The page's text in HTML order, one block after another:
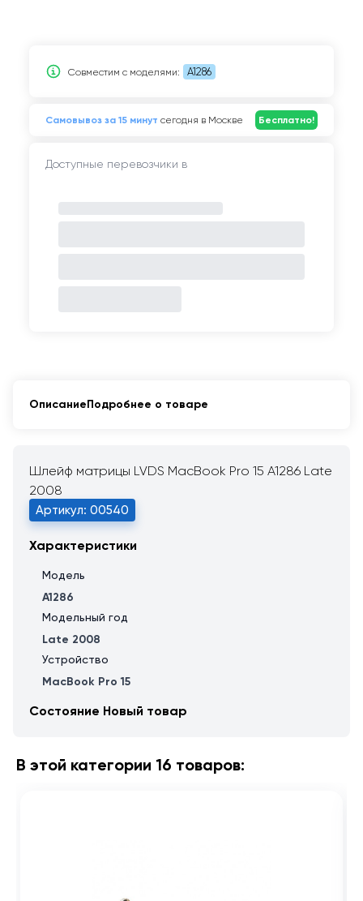
Совместим c моделями: A1286
Самовывоз за 15 минут сегодня в Москве Бесплатно!
Доступные перевозчики в
ОписаниеПодробнее о товаре
Шлейф матрицы LVDS MacBook Pro 15 A1286 Late
2008
Артикул: 00540
Характеристики
Модель
A1286
Модельный год
Late 2008
Устройство
MacBook Pro 15
Состояние Новый товар
В этой категории 16 товаров: